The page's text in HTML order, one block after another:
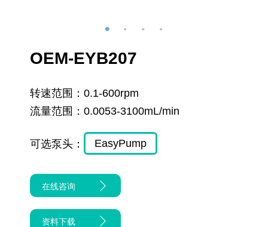
OEM-EYB207
转速范围： 0.1-600rpm
流量范围： 0.0053-3100mL/min
可选泵头： EasyPump
在线咨询
资料下载